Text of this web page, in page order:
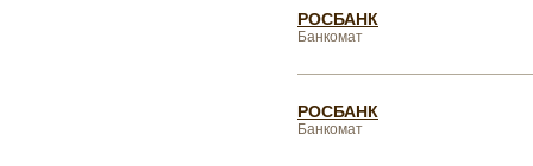
РОСБАНК
Банкомат
РОСБАНК
Банкомат